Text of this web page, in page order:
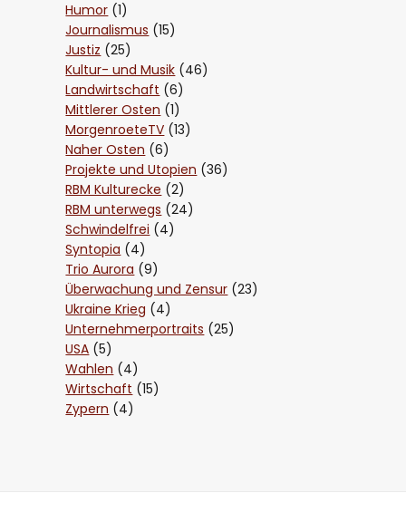
Humor (1)
Journalismus (15)
Justiz (25)
Kultur- und Musik (46)
Landwirtschaft (6)
Mittlerer Osten (1)
MorgenroeteTV (13)
Naher Osten (6)
Projekte und Utopien (36)
RBM Kulturecke (2)
RBM unterwegs (24)
Schwindelfrei (4)
Syntopia (4)
Trio Aurora (9)
Überwachung und Zensur (23)
Ukraine Krieg (4)
Unternehmerportraits (25)
USA (5)
Wahlen (4)
Wirtschaft (15)
Zypern (4)